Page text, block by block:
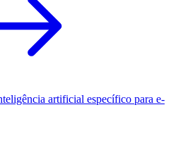
artificial específico para e-